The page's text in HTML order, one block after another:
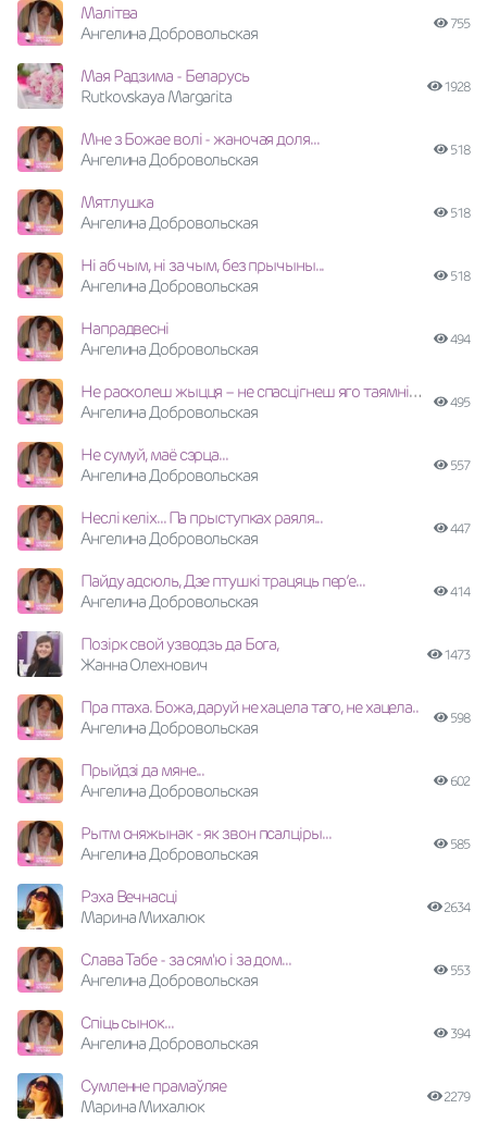
Малiтва
Ангелина Добровольская
755
Мая Радзима - Беларусь
Rutkovskaya Margarita
1928
Мне з Божае волi - жаночая доля...
Ангелина Добровольская
518
Мятлушка
Ангелина Добровольская
518
Нi аб чым, нi за чым, без прычыны...
Ангелина Добровольская
518
Напрадвесні
Ангелина Добровольская
494
Не расколеш жыцця – не спасцігнеш яго таямніцу...
Ангелина Добровольская
495
Не сумуй, маё сэрца...
Ангелина Добровольская
557
Неслi келiх... Па прыступках раяля...
Ангелина Добровольская
447
Пайду адсюль, Дзе птушкі трацяць пер’е...
Ангелина Добровольская
414
Позiрк свой узводзь да Бога,
Жанна Олехнович
1473
Пра птаха. Божа, даруй не хацела таго, не хацела..
Ангелина Добровольская
598
Прыйдзi да мяне...
Ангелина Добровольская
602
Рытм сняжынак - як звон псалцiры...
Ангелина Добровольская
585
Рэха Вечнасці
Марина Михалюк
2634
Слава Табе - за сям'ю і за дом...
Ангелина Добровольская
553
Спiць сынок...
Ангелина Добровольская
394
Сумленне прамаўляе
Марина Михалюк
2279